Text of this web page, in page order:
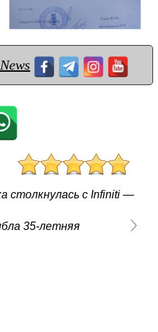
столкнулась с Infiniti —
35-летняя